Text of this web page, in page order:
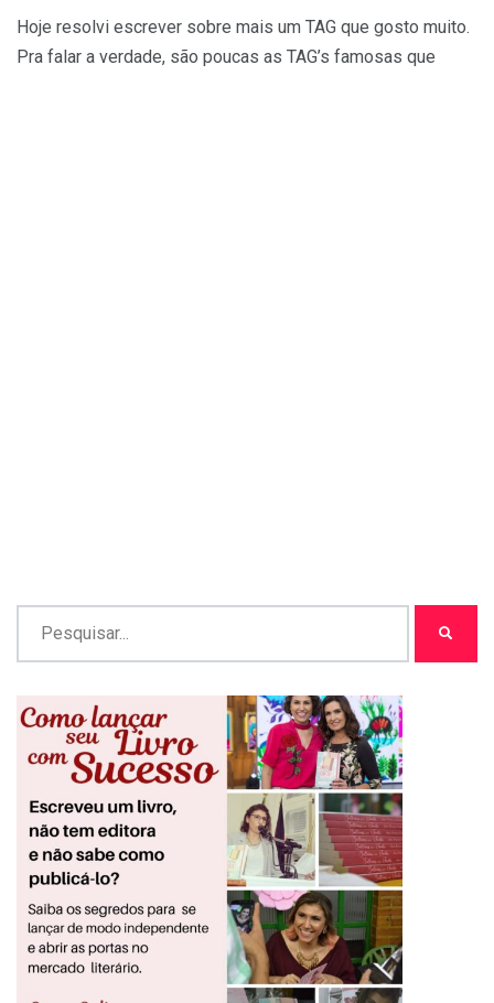
Hoje resolvi escrever sobre mais um TAG que gosto muito.
Pra falar a verdade, são poucas as TAG’s famosas que